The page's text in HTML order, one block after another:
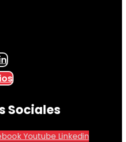
Sociales
Youtube Linkedin